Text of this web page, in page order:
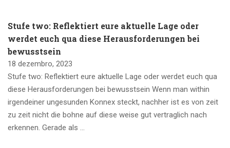
Stufe two: Reflektiert eure aktuelle Lage oder
werdet euch qua diese Herausforderungen bei
bewusstsein
18 dezembro, 2023
Stufe two: Reflektiert eure aktuelle Lage oder werdet euch qua
diese Herausforderungen bei bewusstsein Wenn man within
irgendeiner ungesunden Konnex steckt, nachher ist es von zeit
zu zeit nicht die bohne auf diese weise gut vertraglich nach
erkennen. Gerade als …